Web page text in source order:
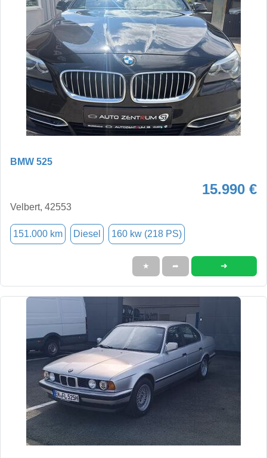
BMW 525
15.990 €
Velbert, 42553
151.000 km Diesel 160 kw (218 PS)
★ ➦ ➜